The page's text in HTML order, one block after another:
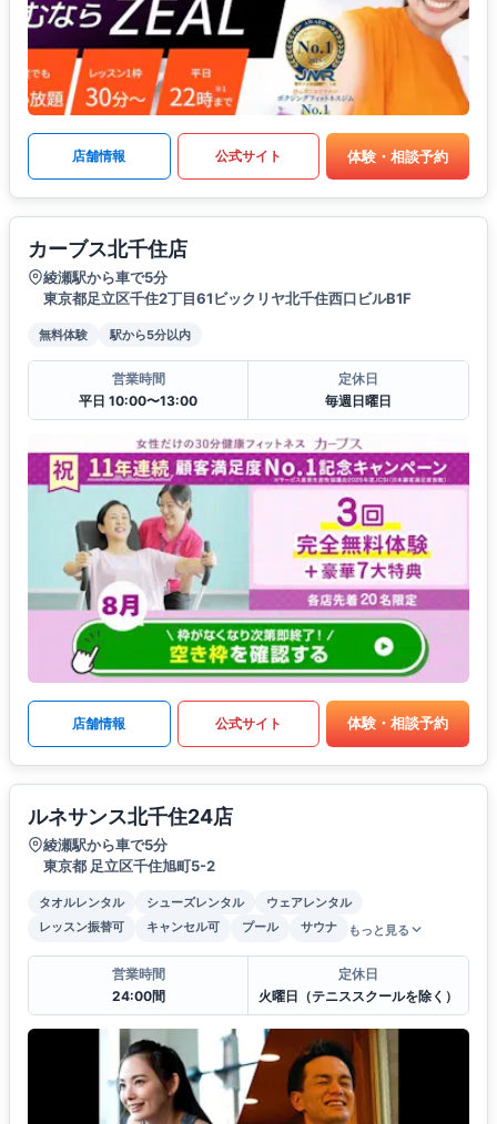
店舗情報 公式サイト 体験・相談予約
カーブス北千住店
綾瀬駅から車で5分
東京都足立区千住2丁目61ビックリヤ北千住西口ビルB1F
無料体験 駅から5分以内
営業時間
平日 10:00〜13:00
定休日
毎週日曜日
店舗情報 公式サイト 体験・相談予約
ルネサンス北千住24店
綾瀬駅から車で5分
東京都 足立区千住旭町5-2
タオルレンタル シューズレンタル
ウェアレンタル
レッスン振替可
キャンセル可 プール サウナ もっと見る
営業時間
24:00間
定休日
火曜日（テニススクールを除く）